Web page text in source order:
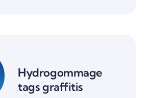
Hydrogommage
tags graffitis